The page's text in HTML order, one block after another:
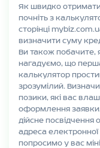
Як швидко
почніть з
сторінці
визначити суму
Ви також побачите,
нагадуємо, що
калькулятор
зрозумілий.
позики, які вас
оформлення
дійсне посвідчення
адреса
попросимо у вас